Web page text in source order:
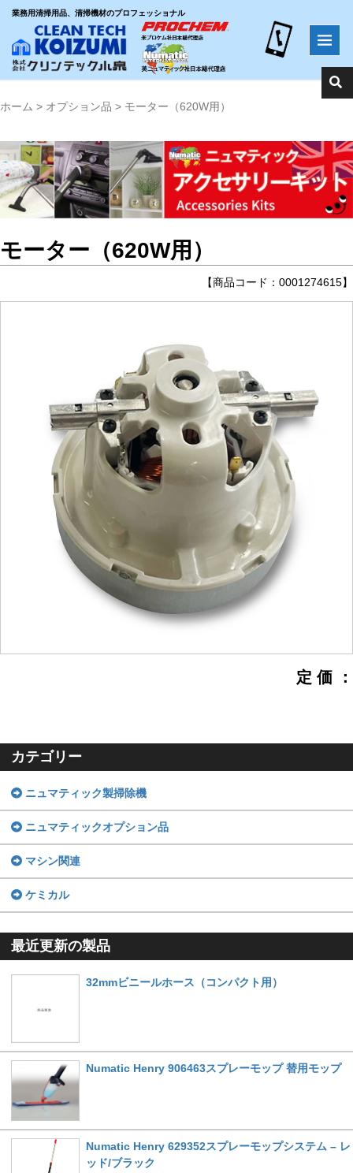
業務用清掃用品、清掃機材のプロフェッショナル
ホーム > オプション品 > モーター（620W用）
モーター（620W用）
【商品コード：0001274615】
定 価 ：
カテゴリー
ニュマティック製掃除機
ニュマティックオプション品
マシン関連
ケミカル
最近更新の製品
32mmビニールホース（コンパクト用）
Numatic Henry 906463スプレーモップ 替用モップ
Numatic Henry 629352スプレーモップシステム – レ
ッド/ブラック